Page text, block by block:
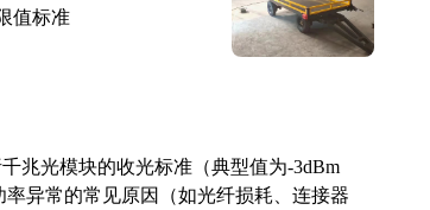
值标准
兆光模块的收光标准（典型值为-3dBm
异常的常见原因（如光纤损耗、连接器